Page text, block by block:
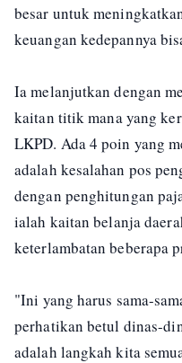
besar untuk
keuangan kedepannya
Ia melanjutkan dengan
kaitan titik mana yang
LKPD. Ada 4 poin yang
adalah kesalahan pos
dengan penghitungan
ialah kaitan belanja
keterlambatan beberapa
"Ini yang harus sama-
perhatikan betul dinas-
adalah langkah kita